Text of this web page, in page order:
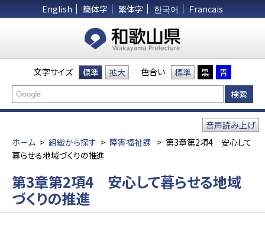
English 簡体字 繁体字 한국어 Francais
文字サイズ 標準 拡大 色合い 標準 黒 青
ホーム > 組織から探す > 障害福祉課 > 第3章第2項4 安心して
暮らせる地域づくりの推進
音声読み上げ
第3章第2項4 安心して暮らせる地域
づくりの推進